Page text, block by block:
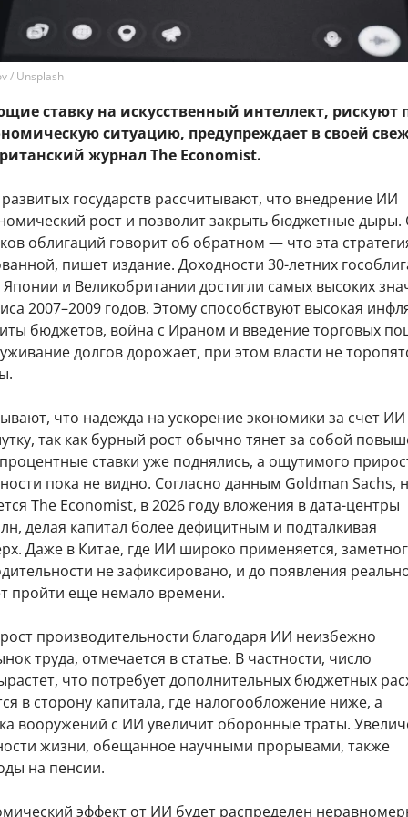
/ Unsplash
ставку на искусственный интеллект, рискуют
ситуацию, предупреждает в своей
журнал The Economist.
государств рассчитывают, что внедрение ИИ
рост и позволит закрыть бюджетные дыры.
облигаций говорит об обратном — что эта
пишет издание. Доходности 30-летних
и Великобритании достигли самых высоких
2007–2009 годов. Этому способствуют высокая
бюджетов, война с Ираном и введение торговых
долгов дорожает, при этом власти не
что надежда на ускорение экономики за счет
так как бурный рост обычно тянет за собой
ставки уже поднялись, а ощутимого
пока не видно. Согласно данным Goldman Sachs,
The Economist, в 2026 году вложения в дата-центры
делая капитал более дефицитным и подталкивая
Даже в Китае, где ИИ широко применяется,
не зафиксировано, и до появления
пройти еще немало времени.
производительности благодаря ИИ неизбежно
труда, отмечается в статье. В частности, число
что потребует дополнительных бюджетных
в сторону капитала, где налогообложение ниже, а
вооружений с ИИ увеличит оборонные траты.
жизни, обещанное научными прорывами, также
на пенсии.
эффект от ИИ будет распределен